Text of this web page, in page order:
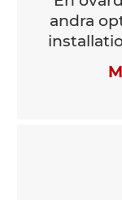
andra